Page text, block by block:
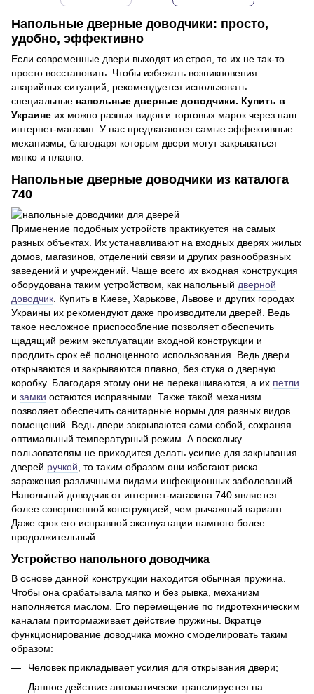
Напольные дверные доводчики: просто,
удобно, эффективно
Если современные двери выходят из строя, то их не так-то
просто восстановить. Чтобы избежать возникновения
аварийных ситуаций, рекомендуется использовать
специальные напольные дверные доводчики. Купить в
Украине их можно разных видов и торговых марок через наш
интернет-магазин. У нас предлагаются самые эффективные
механизмы, благодаря которым двери могут закрываться
мягко и плавно.
Напольные дверные доводчики из каталога
740
Применение подобных устройств практикуется на самых
разных объектах. Их устанавливают на входных дверях жилых
домов, магазинов, отделений связи и других разнообразных
заведений и учреждений. Чаще всего их входная конструкция
оборудована таким устройством, как напольный дверной
доводчик . Купить в Киеве, Харькове, Львове и других городах
Украины их рекомендуют даже производители дверей. Ведь
такое несложное приспособление позволяет обеспечить
щадящий режим эксплуатации входной конструкции и
продлить срок её полноценного использования. Ведь двери
открываются и закрываются плавно, без стука о дверную
коробку. Благодаря этому они не перекашиваются, а их петли
и замки остаются исправными. Также такой механизм
позволяет обеспечить санитарные нормы для разных видов
помещений. Ведь двери закрываются сами собой, сохраняя
оптимальный температурный режим. А поскольку
пользователям не приходится делать усилие для закрывания
дверей ручкой , то таким образом они избегают риска
заражения различными видами инфекционных заболеваний.
Напольный доводчик от интернет-магазина 740 является
более совершенной конструкцией, чем рычажный вариант.
Даже срок его исправной эксплуатации намного более
продолжительный.
Устройство напольного доводчика
В основе данной конструкции находится обычная пружина.
Чтобы она срабатывала мягко и без рывка, механизм
наполняется маслом. Его перемещение по гидротехническим
каналам притормаживает действие пружины. Вкратце
функционирование доводчика можно смоделировать таким
образом:
Человек прикладывает усилия для открывания двери;
Данное действие автоматически транслируется на